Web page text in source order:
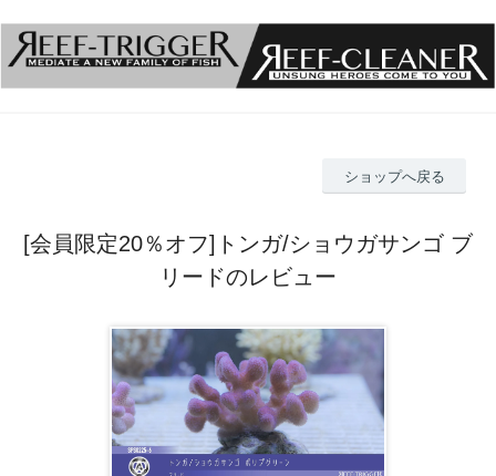
ショップへ戻る
[会員限定20％オフ]トンガ/ショウガサンゴ ブ
リードのレビュー